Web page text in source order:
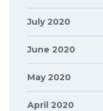
July 2020
June 2020
May 2020
April 2020